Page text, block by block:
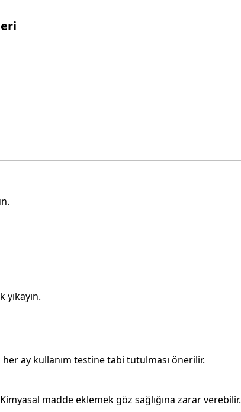
ay kullanım testine tabi tutulması önerilir.
madde eklemek göz sağlığına zarar verebilir.